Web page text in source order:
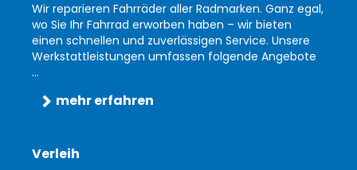
Wir reparieren Fahrräder aller Radmarken. Ganz egal,
wo Sie Ihr Fahrrad erworben haben – wir bieten
einen schnellen und zuverlässigen Service. Unsere
Werkstattleistungen umfassen folgende Angebote
...
mehr erfahren
Verleih